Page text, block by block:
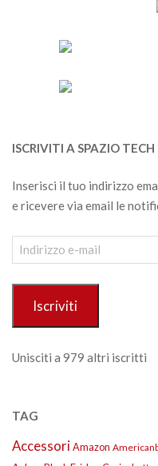
ISCRIVITI A SPAZIO
Inserisci il tuo indirizzo
e ricevere via email le
Indirizzo
e-
Iscriviti
Unisciti a 979 altri iscritti
TAG
AccessoriAmazon